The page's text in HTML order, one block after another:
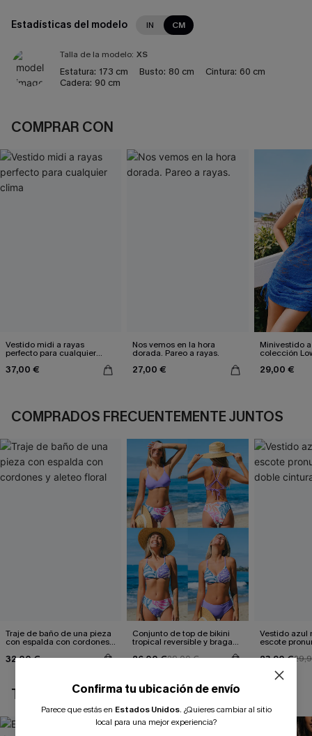
Estadísticas del modelo IN CM
Talla de la modelo: XS
Estatura: 173 cm Busto: 80 cm Cintura: 60 cm
Cadera: 90 cm
COMPRAR CON
Vestido midi a rayas
perfecto para cualquier
clima
37,00 €
Nos vemos en la hora
dorada. Pareo a rayas.
27,00 €
Minivestido
colección
29,00 €
COMPRADOS FRECUENTEMENTE JUNTOS
Traje de baño de una pieza
con espalda con cordones y
32,00 €
Conjunto de top de bikini
tropical reversible y braga
26,00 €29,00 €
Vestido azul
escote
23,90 €
TAMBIÉN TE PUEDE GUSTAR
Confirma tu ubicación de envío
Parece que estás en Estados Unidos. ¿Quieres cambiar al sitio
local para una mejor experiencia?